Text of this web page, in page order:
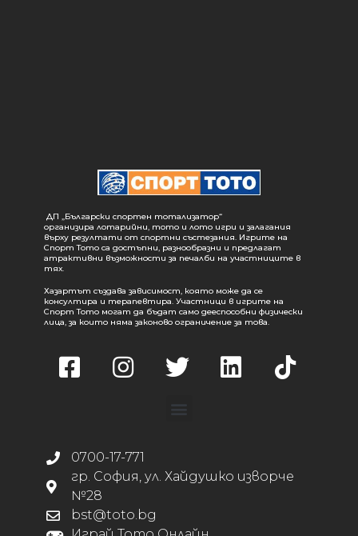
ДП „Български спортен тотализатор“
организира лотарийни, тото и лото игри и залагания
върху резултати от спортни състезания. Игрите на
Спорт Тото са достъпни, разнообразни и предлагат
атрактивни възможности за печалби на участниците в
тях.
Хазартът създава зависимост, която може да се
консултира и терапевтира. Участници в игрите на
Спорт Тото могат да бъдат само дееспособни физически
лица, за които няма законово ограничение за това.
0700-17-771
гр. София, ул. Хайдушко изворче
№28
bst@toto.bg